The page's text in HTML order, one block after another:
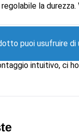
la
intuitivo, ci ho
Sconto del 15%,
puoi usufruire di